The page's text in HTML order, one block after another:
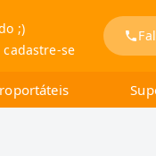
;)
cadastre-se